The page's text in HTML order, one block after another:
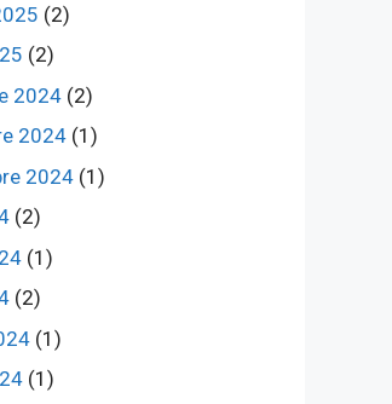
(2)
(2)
2024 (2)
2024 (1)
2024 (1)
(2)
(1)
(2)
(1)
(1)